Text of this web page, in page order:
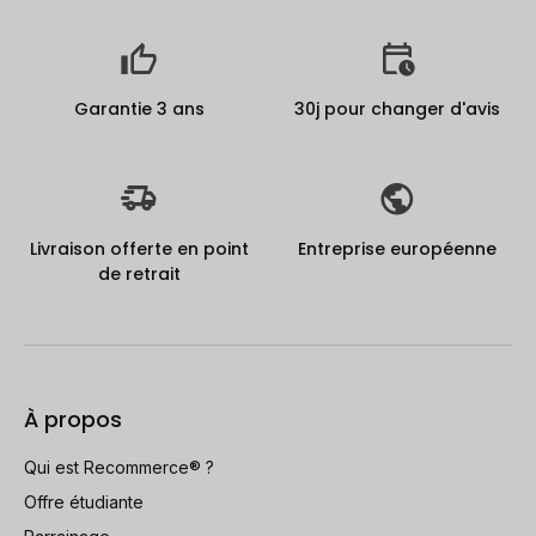
Garantie 3 ans 30j pour changer d'avis
Livraison offerte en point
de retrait
Entreprise européenne
À propos
Qui est Recommerce® ?
Offre étudiante